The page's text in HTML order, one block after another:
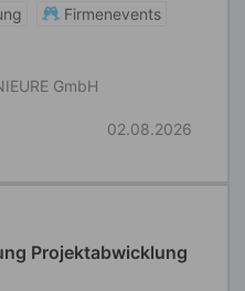
Firmenevents
GmbH
02.08.2026
Projektabwicklung